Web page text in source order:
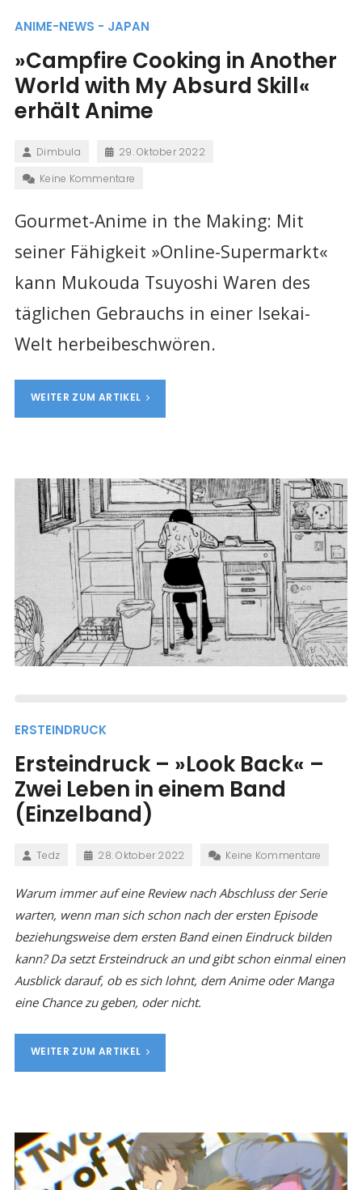
ANIME-NEWS - JAPAN
»Campfire Cooking in Another
World with My Absurd Skill«
erhält Anime
Dimbula
29. Oktober 2022
Keine Kommentare
Gourmet-Anime in the Making: Mit
seiner Fähigkeit »Online-Supermarkt«
kann Mukouda Tsuyoshi Waren des
täglichen Gebrauchs in einer Isekai-
Welt herbeibeschwören.
WEITER ZUM ARTIKEL
ERSTEINDRUCK
Ersteindruck – »Look Back« –
Zwei Leben in einem Band
(Einzelband)
Tedz 28. Oktober 2022 Keine Kommentare
Warum immer auf eine Review nach Abschluss der Serie
warten, wenn man sich schon nach der ersten Episode
beziehungsweise dem ersten Band einen Eindruck bilden
kann? Da setzt Ersteindruck an und gibt schon einmal einen
Ausblick darauf, ob es sich lohnt, dem Anime oder Manga
eine Chance zu geben, oder nicht.
WEITER ZUM ARTIKEL